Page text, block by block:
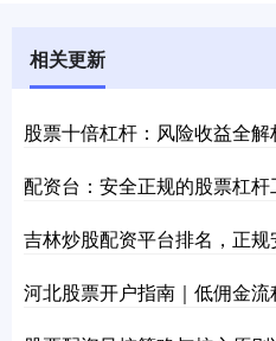
相关更新
股票十倍杠杆：风险收益全解
配资台：安全正规的股票杠杆
吉林炒股配资平台排名，正规
河北股票开户指南｜低佣金流